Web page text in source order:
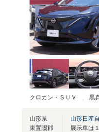
クロカン・ＳＵＶ 黒
山形県
東置賜郡
山形日産